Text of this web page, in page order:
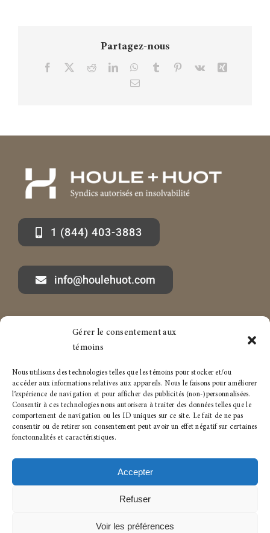
Gérer le consentement aux
témoins
Nous utilisons des technologies telles que les témoins pour stocker et/ou
accéder aux informations relatives aux appareils. Nous le faisons pour améliorer
l’expérience de navigation et pour afficher des publicités (non-)personnalisées.
Consentir à ces technologies nous autorisera à traiter des données telles que le
comportement de navigation ou les ID uniques sur ce site. Le fait de ne pas
consentir ou de retirer son consentement peut avoir un effet négatif sur certaines
fonctonnalités et caractéristiques.
Accepter
Refuser
Voir les préférences
Partagez-nous
Facebook RedditLinkedInWhatsApp
Tumblr Pinterest
Vk
Courriel
1 (844) 403-3883
info@houlehuot.com
Marc-André Houle à propos
Carrière
Services aux particuliers
Politique de témoins
Conditions générales
© 2023- 2026 • Tous droits réservés pour :